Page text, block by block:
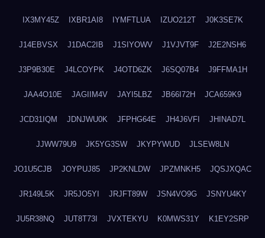
IX3MY45Z IXBR1AI8 IYMFTLUA IZUO212T J0K3SE7K
J14EBVSX J1DAC2IB J1SIYOWV J1VJVT9F J2E2NSH6
J3P9B30E J4LCOYPK J4OTD6ZK J6SQ07B4 J9FFMA1H
JAA4O10E JAGIIM4V JAYI5LBZ JB66I72H JCA659K9
JCD31IQM JDNJWU0K JFPHG64E JH4J6VFI JHINAD7L
JJWW79U9 JK5YG3SW JKYPYWUD JLSEW8LN
JO1U5CJB JOYPUJ85 JP2KNLDW JPZMNKH5 JQSJXQAC
JR149L5K JR5JO5YI JRJFT89W JSN4VO9G JSNYU4KY
JU5R38NQ JUT8T73I JVXTEKYU K0MWS31Y K1EY2SRP